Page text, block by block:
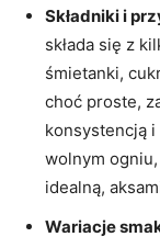
Składniki i
składa się z
śmietanki,
choć proste,
konsystencją
wolnym
idealną,
Wariacje